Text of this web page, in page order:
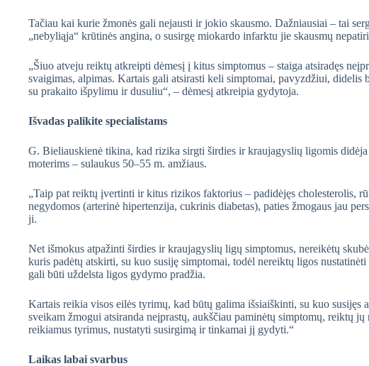
Tačiau kai kurie žmonės gali nejausti ir jokio skausmo. Dažniausiai – tai
„nebyliąja“ krūtinės angina, o susirgę miokardo infarktu jie skausmų
„Šiuo atveju reiktų atkreipti dėmesį į kitus simptomus – staiga atsiradęs
svaigimas, alpimas. Kartais gali atsirasti keli simptomai, pavyzdžiui, didelis
su prakaito išpylimu ir dusuliu“, – dėmesį atkreipia gydytoja.
Išvadas palikite specialistams
G. Bieliauskienė tikina, kad rizika sirgti širdies ir kraujagyslių ligomis
moterims – sulaukus 50–55 m. amžiaus.
„Taip pat reiktų įvertinti ir kitus rizikos faktorius – padidėjęs cholesterolis,
negydomos (arterinė hipertenzija, cukrinis diabetas), paties žmogaus jau
ji.
Net išmokus atpažinti širdies ir kraujagyslių ligų simptomus, nereikėtų
kuris padėtų atskirti, su kuo susiję simptomai, todėl nereiktų ligos
gali būti uždelsta ligos gydymo pradžia.
Kartais reikia visos eilės tyrimų, kad būtų galima išsiaiškinti, su kuo susijęs
sveikam žmogui atsiranda neįprastų, aukščiau paminėtų simptomų, reiktų
reikiamus tyrimus, nustatyti susirgimą ir tinkamai jį gydyti.“
Laikas labai svarbus